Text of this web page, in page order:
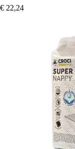
€ 22,24